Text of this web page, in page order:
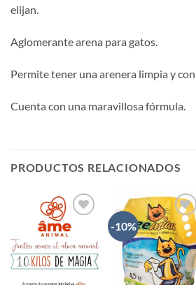
elijan.
Aglomerante arena para gatos.
Permite tener una arenera limpia y
Cuenta con una maravillosa fórmula.
PRODUCTOS RELACIONADOS
AÑADIR
A LA
LISTA
DE
-10%
AÑADIR
A LA
LISTA
DE
DESEOS